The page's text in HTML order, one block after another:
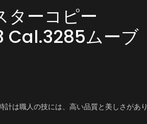
ターコピー
Cal.3285ムーブ
は職人の技には、高い品質と美しさがあり